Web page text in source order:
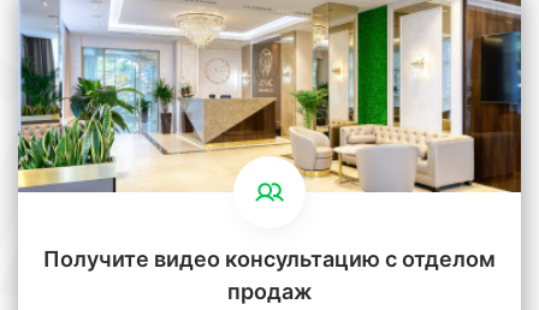
Получите видео консультацию с отделом
продаж